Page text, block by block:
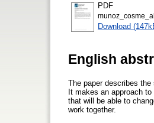
PDF
Download
English
The paper describes
It makes an approach
that will be able to
work together.